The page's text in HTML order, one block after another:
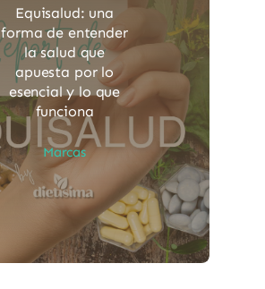
Equisalud: una
forma de entender
la salud que
apuesta por lo
esencial y lo que
funciona
Marcas